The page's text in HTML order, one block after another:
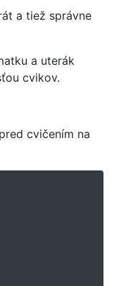
a tiež správne
a uterák
cvikov.
cvičením na